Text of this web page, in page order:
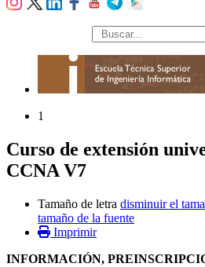
búsqueda
1
Curso de extensión
CCNA V7
Tamaño de letra disminuir el
tamaño de la fuente
Imprimir
INFORMACIÓN,